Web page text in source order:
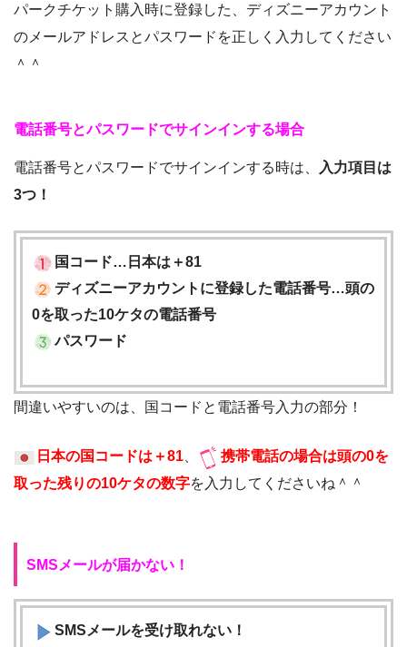
パークチケット購入時に登録した、ディズニーアカウント
のメールアドレスとパスワードを正しく入力してください
＾＾
電話番号とパスワードでサインインする場合
電話番号とパスワードでサインインする時は、
入力項目は
3つ ！
国コード…日本は＋81
ディズニーアカウントに登録した電話番号…頭の
0を取った10ケタの電話番号
パスワード
間違いやすいのは、国コードと電話番号入力の部分！
日本の国コードは＋81、
携帯電話の場合は頭の0を
取った残りの10ケタの数字を入力してくださいね＾＾
SMSメールが届かない！
SMSメールを受け取れない！